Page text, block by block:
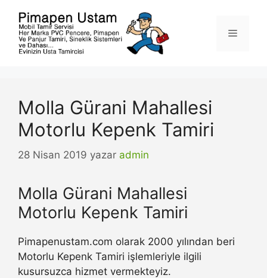
Menü
Molla Gürani Mahallesi
Motorlu Kepenk Tamiri
28 Nisan 2019 yazar admin
Molla Gürani Mahallesi
Motorlu Kepenk Tamiri
Pimapenustam.com olarak 2000 yılından beri
Motorlu Kepenk Tamiri işlemleriyle ilgili
kusursuzca hizmet vermekteyiz.